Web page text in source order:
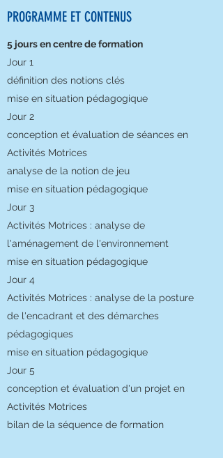
PROGRAMME ET CONTENUS
5 jours en centre de formation
Jour 1
définition des notions clés
mise en situation pédagogique
Jour 2
conception et évaluation de séances en
Activités Motrices
analyse de la notion de jeu
mise en situation pédagogique
Jour 3
Activités Motrices : analyse de
l'aménagement de l'environnement
mise en situation pédagogique
Jour 4
Activités Motrices : analyse de la posture
de l'encadrant et des démarches
pédagogiques
mise en situation pédagogique
Jour 5
conception et évaluation d'un projet en
Activités Motrices
bilan de la séquence de formation